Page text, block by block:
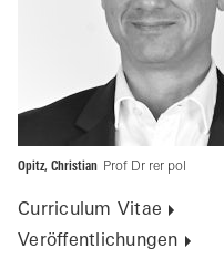
Opitz, Christian Prof Dr rer pol
Curriculum Vitae
Veröffentlichungen